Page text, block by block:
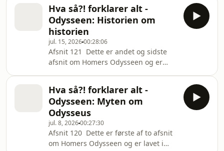
umiddelbart forklare hvorfor. Vi
snakker om,
Louis Pasteur, Robert Koch og den
opdagelse, der for alvor ændrede
moderne medicin: bakterierne. Vi
snakker om germ theory, hvordan
man fandt ud af, at usynlige
mikroorganismer er overalt omkring
os, og hvorfor den erkendelse
revolutionerede alt fra kirurgi til vo
Hva så?! forklarer alt -
Odysseen: Historien om
historien
jul. 15, 202600:28:06
Afsnit 121 Dette er andet og sidste
afsnit om Homers Odysseen og er
kommende film The Odyssey, som kan
ses i biograferne fra den 16. juli. I
dagens afsnit har jeg igen besøg af
Marcel Lech, ph.d. i klassisk græsk
ved Københavns Universitet og
tidligere lektor i klassisk græsk og
Hva så?! forklarer alt -
Odysseen: Myten om
Odysseus
jul. 8, 202600:27:30
Afsnit 120 Dette er første af to afsnit
om Homers Odysseen og er lavet i